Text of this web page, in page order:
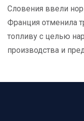
Словения ввели
Франция отменила
топливу с целью
производства и